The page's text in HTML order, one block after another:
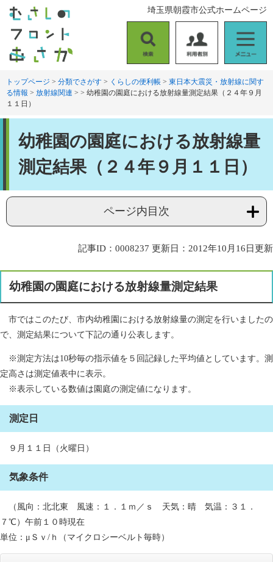
す
。
し
て
索
用
者
別
ニ
ュ
ー
埼玉県朝霞市公式ホームページ
トップページ > 分類でさがす > くらしの便利帳 > 東日本大震災・放射線に関す
る情報 > 放射線関連 > > 幼稚園の園庭における放射線量測定結果（２４年９月
１１日）
幼稚園の園庭における放射線量
測定結果（２４年９月１１日）
ページ内目次
記事ID：0008237 更新日：2012年10月16日更新
幼稚園の園庭における放射線量測定結果
市ではこのたび、市内幼稚園における放射線量の測定を行いましたの
で、測定結果について下記の通り公表します。
※測定方法は10秒毎の指示値を５回記録した平均値としています。測
定高さは測定値表中に表示。
※表示している数値は園庭の測定値になります。
測定日
９月１１日（火曜日）
気象条件
（風向：北北東 風速：１．１ｍ／ｓ 天気：晴 気温：３１．
７℃）午前１０時現在
単位：μＳｖ/ｈ（マイクロシーベルト毎時）